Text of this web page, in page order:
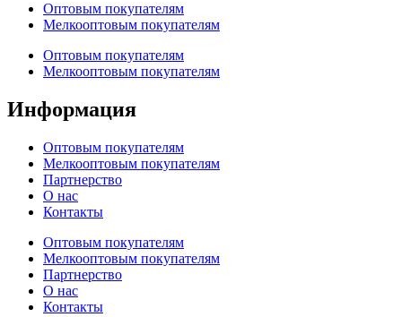
Оптовым покупателям
Мелкооптовым покупателям
Оптовым покупателям
Мелкооптовым покупателям
Информация
Оптовым покупателям
Мелкооптовым покупателям
Партнерство
О нас
Контакты
Оптовым покупателям
Мелкооптовым покупателям
Партнерство
О нас
Контакты